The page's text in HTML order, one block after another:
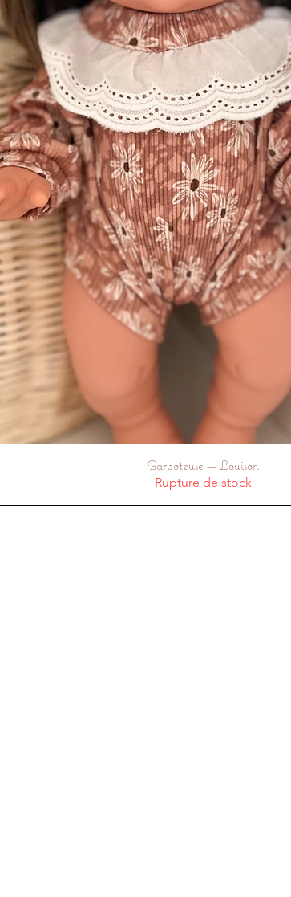
Aperçu rapide
Barboteuse — Louison
Rupture de stock